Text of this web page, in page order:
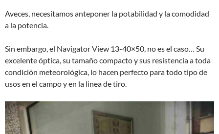
Aveces, necesitamos anteponer la potabilidad y la comodidad
a la potencia.
Sin embargo, el Navigator View 13-40×50, no es el caso… Su
excelente óptica, su tamaño compacto y sus resistencia a toda
condición meteorológica, lo hacen perfecto para todo tipo de
usos en el campo y en la linea de tiro.